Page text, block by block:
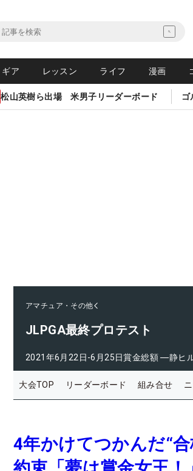
ギア レッスン ライフ 漫画
松山英樹ら出場 米男子リーダーボード ゴ
アマチュア・その他
JLPGA最終プロテスト
2021年6月22日-6月25日賞金総額 ―静ヒ
大会TOP リーダーボード 組み合せ
4年かけてつかんだ“